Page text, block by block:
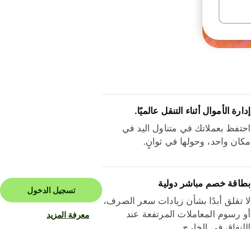
إدارة الأموال أثناء التنقل عالميًا.
احتفظ بعملاتك في متناول اليد في
مكان واحد، وحولها في ثوانٍ.
بطاقة خصم مباشر دولية
لا تقلق أبدًا بشأن زيادات سعر الصرف،
أو رسوم المعاملات المرتفعة عند
تسجيل الدخول
معرفة المزيد